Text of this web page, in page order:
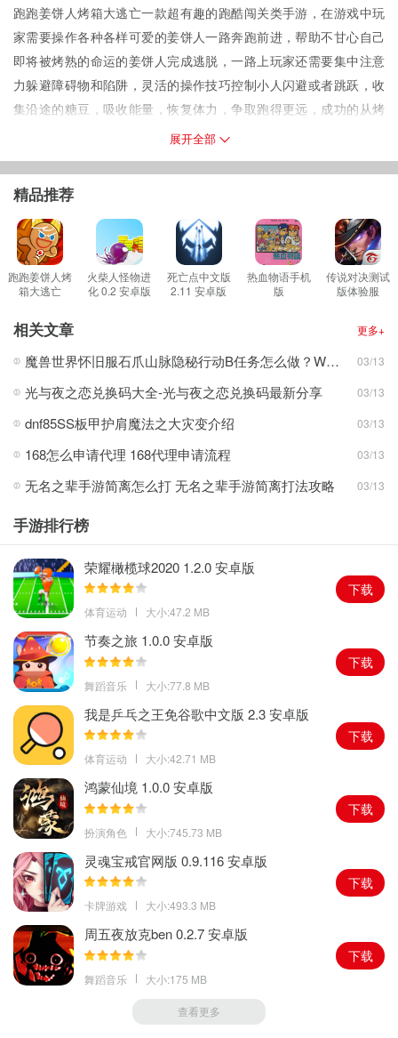
跑跑姜饼人烤箱大逃亡一款超有趣的跑酷闯关类手游，在游戏中玩
家需要操作各种各样可爱的姜饼人一路奔跑前进，帮助不甘心自己
即将被烤熟的命运的姜饼人完成逃脱，一路上玩家还需要集中注意
力躲避障碍物和陷阱，灵活的操作技巧控制小人闪避或者跳跃，收
集沿途的糖豆，吸收能量，恢复体力，争取跑得更远，成功的从烤
游戏特色
1、上百个可爱的姜饼人等你来选择，每个角色还设计了大量台词，
角色不同所拥有的技能也不一样。
2、完整的游戏世界观，以及各种姜饼角色阵营的分化，可爱但并不
幼稚的剧情，让内容极度的丰富。
3、每个角色有四种以上的姿度以及战斗动作，每个姜饼都能做到表
情丰富不重样，游戏的可玩性高。
2022跑跑姜饼人烤箱大逃亡游戏亮点
重样的供你跑，新鲜感十足。
2、游戏的玩法多样，多个地图关卡等你来挑战，每一个关卡都有不
同的级别任玩家自由的选择。
3、独特的成就奖励系统，玩家可以在关卡中不断的进行挑战，创造
跑跑姜饼人烤箱大逃亡最新版本更新内容
1、千年古树遗迹地的秘密OPEN—在10种地图中奔跑，解开千年古
树遗迹地的秘密！
2、动物饼干&纯净奶油—快登入游戏看看可爱的动物饼干！
3、NEW! 传奇服装—风箭手饼干的生生不息装！
4、 新宝物：暗黑箭筒—射箭破坏障碍物。
5、 全新公会战赛季—“森林深处巧克力遗迹地”开赛。
6、丰富多样的活动—完成各种任务，赢取丰富奖励！
展开全部
精品推荐
跑跑姜饼人烤
箱大逃亡
火柴人怪物进
化 0.2 安卓版
死亡点中文版
2.11 安卓版
热血物语手机
版
传说对决测试
版体验服
相关文章 更多+
魔兽世界怀旧服石爪山脉隐秘行动B任务怎么做？WOW怀旧服风险投资公司函件在哪儿？ 03/13
光与夜之恋兑换码大全-光与夜之恋兑换码最新分享 03/13
dnf85SS板甲护肩魔法之大灾变介绍 03/13
168怎么申请代理 168代理申请流程 03/13
无名之辈手游简离怎么打 无名之辈手游简离打法攻略 03/13
手游排行榜
荣耀橄榄球2020 1.2.0 安卓版
体育运动 大小:47.2 MB
下载
节奏之旅 1.0.0 安卓版
舞蹈音乐 大小:77.8 MB
下载
我是乒乓之王免谷歌中文版 2.3 安卓版
体育运动 大小:42.71 MB
下载
鸿蒙仙境 1.0.0 安卓版
扮演角色 大小:745.73 MB
下载
灵魂宝戒官网版 0.9.116 安卓版
卡牌游戏 大小:493.3 MB
下载
周五夜放克ben 0.2.7 安卓版
舞蹈音乐 大小:175 MB
下载
查看更多